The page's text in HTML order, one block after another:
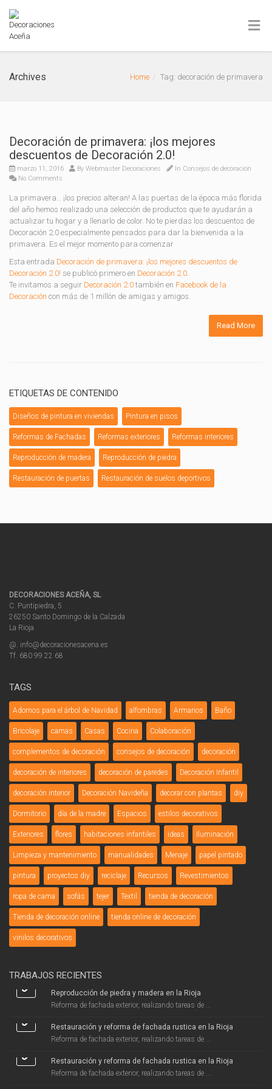
Archives Home Tag: decoración de primavera
Decoración de primavera: ¡los mejores
descuentos de Decoración 2.0!
marzo 11, 2016 By Webmaster Decoraciones In Consejos de decoración
No Comments
La primavera… ¡los precios alteran! A las puertas de la época más florida
del año hemos realizado una selección de productos que te ayudarán a
actualizar tu hogar y a llenarlo de color. No te pierdas los descuentos de
Decoración 2.0 especialmente pensados para dar la bienvenida a la
primavera. Es el mejor momento para comenzar
Esta entrada Decoración de primavera: ¡los mejores descuentos de
Decoración 2.0! se publicó primero en Decoración 2.0.
Te invitamos a seguir Decoración 2.0 también en Facebook de la
Decoración con más de 1 millón de amigas y amigos.
Read More
ETIQUETAS DE CONTENIDO
Diseños de pintura en viviendas Pintura en pisos
Reformas de Fachadas Reformas exteriores Reformas interiores
Reproducción de madera Reproducción de piedra
Restauración de puertas Restauración de suelos deportivos
DECORACIONES ACEÑA, SL
C. Puntipiedra, 5
26250 Santo Domingo de la Calzada
La Rioja
@. info@decoracionesacena.es
Tf. 680 99 22 68
TAGS
Adornos para el árbol de Navidad alfombras Armarios Baño
Bricolaje camas Casas Cocina Colaboración
complementos de decoración consejos de decoración decoración
decoración de interiores decoración de paredes Decoración Infantil
decoración interior Decoración Navideña decorar con plantas diy
Dormitorio día de la madre Espacios estilos decorativos
Exteriores flores habitaciones infantiles ideas Iluminación
Limpieza y mantenimiento manualidades Menaje papel pintado
pintura proyectos diy reciclaje Recursos Revestimientos
ropa de cama sofás tejer Textil tienda de decoración
Tienda de decoración online tienda online de decoración
vinilos decorativos
TRABAJOS RECIENTES
Reproducción de piedra y madera en la Rioja
Reforma de fachada exterior, realizando tareas de ...
Restauración y reforma de fachada rustica en la Rioja
Reforma de fachada exterior, realizando tareas de ...
Restauración y reforma de fachada rustica en la Rioja
Reforma de fachada exterior, realizando tareas de ...